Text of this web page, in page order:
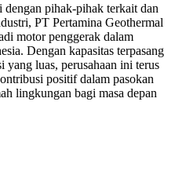
pihak-pihak terkait dan
PT Pertamina Geothermal
motor penggerak dalam
Dengan kapasitas terpasang
yang luas, perusahaan ini terus
positif dalam pasokan
lingkungan bagi masa depan